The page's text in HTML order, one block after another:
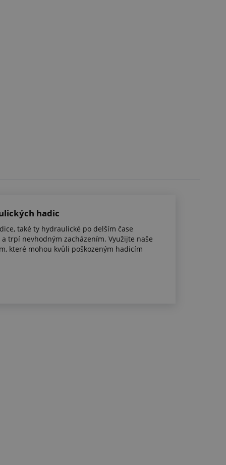
hadic
také ty hydraulické po delším čase
trpí nevhodným zacházením. Využijte naše
které mohou kvůli poškozeným hadicím